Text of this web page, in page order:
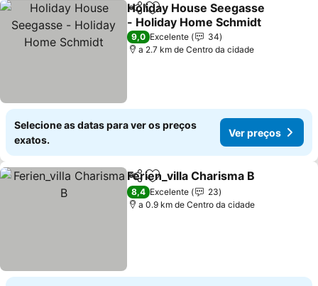
PartilharAdicionar aos favoritos
Holiday House Seegasse
- Holiday Home Schmidt
Ver preços
9,0 Excelente
34
a 2.7 km de Centro da cidade
Selecione as datas para ver os preços
exatos.
Ver preços
PartilharAdicionar aos favoritos
Ferien_villa Charisma B
8,4 Excelente
23
a 0.9 km de Centro da cidade